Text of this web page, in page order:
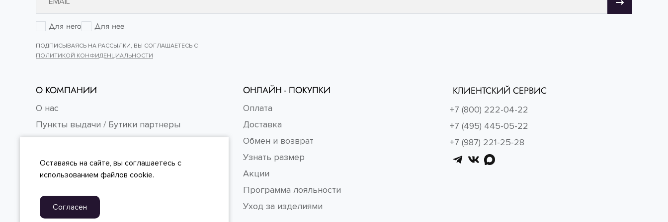
Для него Для нее
ПОДПИСЫВАЯСЬ НА РАССЫЛКИ, ВЫ СОГЛАШАЕТЕСЬ С
ПОЛИТИКОЙ КОНФИДЕНЦИАЛЬНОСТИ
О КОМПАНИИ
О нас
Пункты выдачи / Бутики партнеры
Контакты
FAQ
ОНЛАЙН - ПОКУПКИ
Оплата
Доставка
Обмен и возврат
Узнать размер
Акции
Программа лояльности
Уход за изделиями
КЛИЕНТСКИЙ СЕРВИС
+7 (800) 222-04-22
+7 (495) 445-05-22
+7 (987) 221-25-28
Оставаясь на сайте, вы соглашаетесь с
использованием файлов cookie.
Согласен